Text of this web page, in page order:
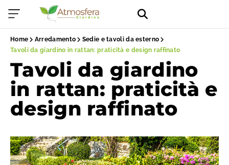
Home Arredamento
Sedie e tavoli da esterno
Tavoli da giardino in rattan: praticità e design raffinato
Tavoli da giardino
in rattan: praticità e
design raffinato